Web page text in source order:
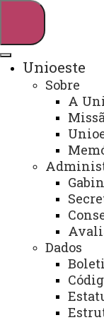
Webmail
Unioeste
Sobre
A
Dados
Sala de
em